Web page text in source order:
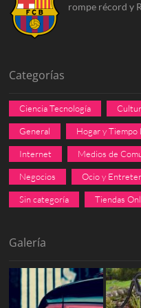
rompe récord y
Categorías
Ciencia Tecnología
General Hogar y Tiempo
Internet Medios de
Negocios Ocio y
Sin categoría Tiendas
Galería